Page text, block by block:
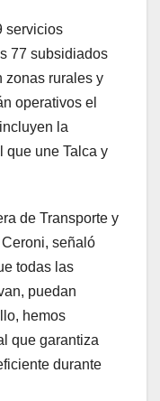
servicios
77 subsidiados
zonas rurales y
operativos el
la
que une Talca y
de Transporte y
señaló
todas las
puedan
hemos
que garantiza
durante